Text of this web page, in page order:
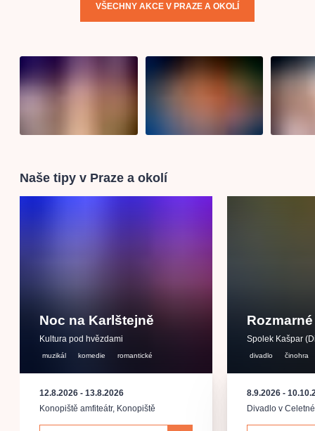
VŠECHNY AKCE V PRAZE A OKOLÍ
Naše tipy v Praze a okolí
Noc na Karlštejně
Kultura pod hvězdami
muzikál komedie romantické
12.8.2026 - 13.8.2026
Konopiště amfiteátr, Konopiště
Spolek Kašpar
divadlo činohra
8.9.2026 -
Divadlo v Celetné